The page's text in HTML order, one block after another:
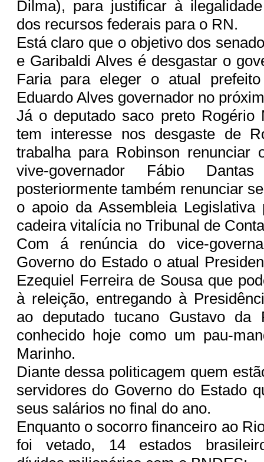
Dilma), para justificar à
dos recursos federais para o RN.
Está claro que o objetivo dos
e Garibaldi Alves é desgastar o
Faria para eleger o atual
Eduardo Alves governador no
Já o deputado saco preto Rogério
tem interesse nos desgaste de
trabalha para Robinson renunciar
vive-governador Fábio
posteriormente também renunciar
o apoio da Assembleia Legislativa
cadeira vitalícia no Tribunal de
Com á renúncia do vice-
Governo do Estado o atual
Ezequiel Ferreira de Sousa que
à releição, entregando à
ao deputado tucano Gustavo da
conhecido hoje como um pau-
Marinho.
Diante dessa politicagem quem
servidores do Governo do Estado
seus salários no final do ano.
Enquanto o socorro financeiro ao
foi vetado, 14 estados